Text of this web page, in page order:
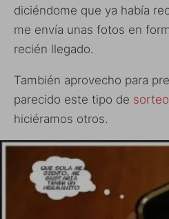
diciéndome que ya había
me envía unas fotos en
recién llegado.
También aprovecho para
parecido este tipo de sorteo
hiciéramos otros.